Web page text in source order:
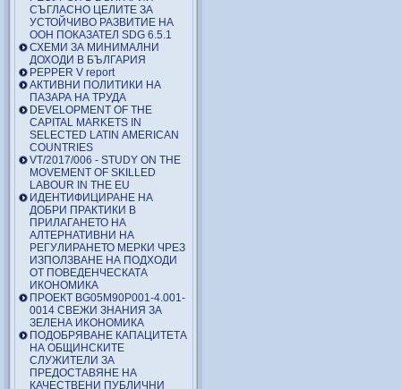
СЪГЛАСНО ЦЕЛИТЕ ЗА
УСТОЙЧИВО РАЗВИТИЕ НА
ООН ПОКАЗАТЕЛ SDG 6.5.1
СХЕМИ ЗА МИНИМАЛНИ
ДОХОДИ В БЪЛГАРИЯ
PEPPER V report
АКТИВНИ ПОЛИТИКИ НА
ПАЗАРА НА ТРУДА
DEVELOPMENT OF THE
CAPITAL MARKETS IN
SELECTED LATIN AMERICAN
COUNTRIES
VT/2017/006 - STUDY ON THE
MOVEMENT OF SKILLED
LABOUR IN THE EU
ИДЕНТИФИЦИРАНЕ НА
ДОБРИ ПРАКТИКИ В
ПРИЛАГАНЕТО НА
АЛТЕРНАТИВНИ НА
РЕГУЛИРАНЕТО МЕРКИ ЧРЕЗ
ИЗПОЛЗВАНЕ НА ПОДХОДИ
ОТ ПОВЕДЕНЧЕСКАТА
ИКОНОМИКА
ПРОЕКТ BG05M90P001-4.001-
0014 СВЕЖИ ЗНАНИЯ ЗА
ЗЕЛЕНА ИКОНОМИКА
ПОДОБРЯВАНЕ КАПАЦИТЕТА
НА ОБЩИНСКИТЕ
СЛУЖИТЕЛИ ЗА
ПРЕДОСТАВЯНЕ НА
КАЧЕСТВЕНИ ПУБЛИЧНИ